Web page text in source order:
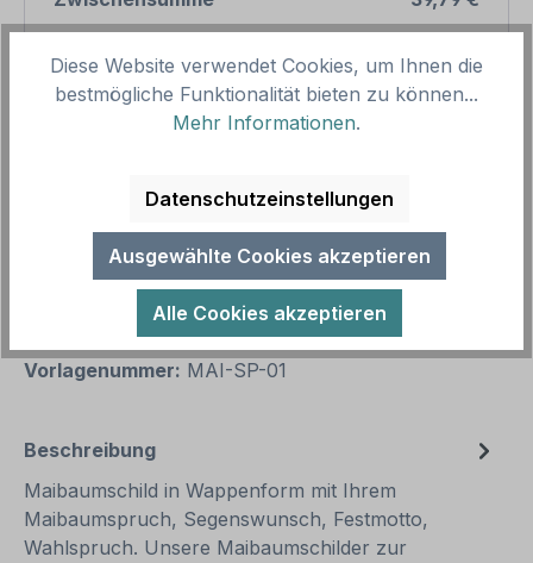
Zusammenfassung
Gesamtpreis
abweichende Endpreise möglich.
Produkt Anzahl: Gib den
1 In den Warenkorb
Produktnummer:SH13446
Vorlagenummer: MAI-SP-01
Beschreibung
Maibaumschild in Wappenform mit Ihrem
Maibaumspruch, Segenswunsch, Festmotto,
Wahlspruch. Unsere Maibaumschilder zur
Diese Website verwendet Cookies, um Ihnen die
bestmögliche Funktionalität bieten zu können...
Mehr Informationen.
Datenschutzeinstellungen
Ausgewählte Cookies akzeptieren
Alle Cookies akzeptieren